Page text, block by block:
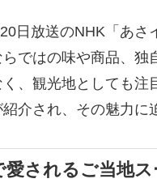
日放送のNHK「あさ
ではの味や商品、独
く、観光地としても
介され、その魅力に
愛されるご当地